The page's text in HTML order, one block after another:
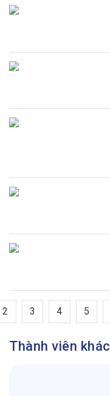
2 3 4 5
Thành viên khác